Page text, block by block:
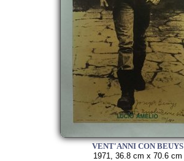
VENT'ANNI CON BEUYS
1971, 36.8 cm x 70.6 cm